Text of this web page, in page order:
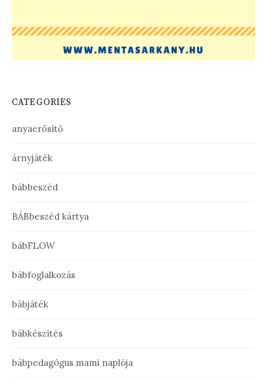
CATEGORIES
anyaerősítő
árnyjáték
bábbeszéd
BÁBbeszéd kártya
bábFLOW
bábfoglalkozás
bábjáték
bábkészítés
bábpedagógus mami naplója